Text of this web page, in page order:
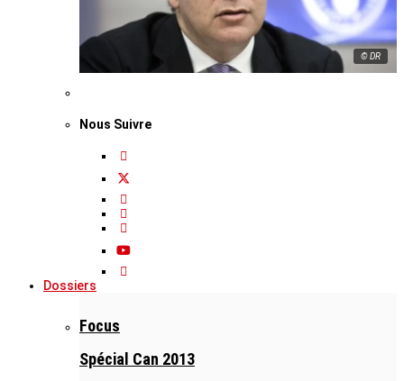
© DR
Nous Suivre
Dossiers
Focus
Spécial Can 2013